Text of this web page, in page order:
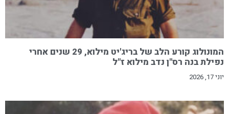
המונולוג קורע הלב של בריג'יט מילוא, 29 שנים אחרי
נפילת בנה רס"ן נדב מילוא ז"ל
יוני 17, 2026